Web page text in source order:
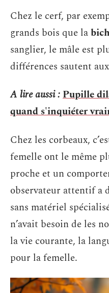
Chez le cerf, par
grands bois que la
sanglier, le mâle est
différences sautent
A lire aussi :Pupille
quand s'inquiéter
Chez les corbeaux,
femelle ont le même
proche et un
observateur attentif a
sans matériel
n’avait besoin de les
la vie courante, la
pour la femelle.